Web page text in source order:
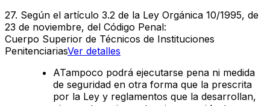
27. Según el artículo 3.2 de la Ley Orgánica 10/1995, de
23 de noviembre, del Código Penal:
Cuerpo Superior de Técnicos de Instituciones
PenitenciariasVer detalles
ATampoco podrá ejecutarse pena ni medida
de seguridad en otra forma que la prescrita
por la Ley y reglamentos que la desarrollan,